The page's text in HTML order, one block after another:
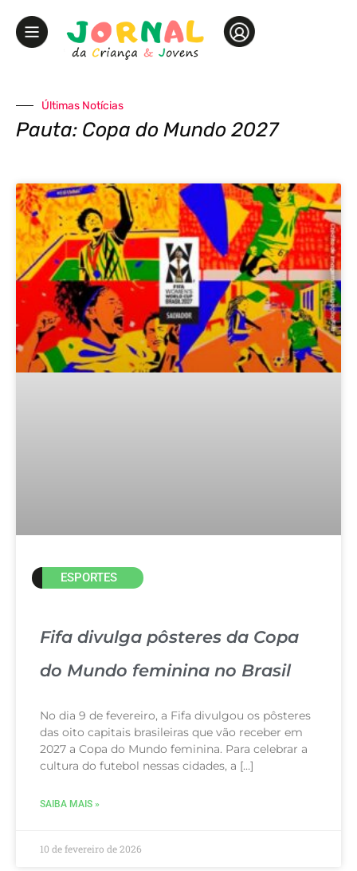
Últimas Notícias
Pauta: Copa do Mundo 2027
ESPORTES
Fifa divulga pôsteres da Copa
do Mundo feminina no Brasil
No dia 9 de fevereiro, a Fifa divulgou os pôsteres
das oito capitais brasileiras que vão receber em
2027 a Copa do Mundo feminina. Para celebrar a
cultura do futebol nessas cidades, a […]
SAIBA MAIS »
10 de fevereiro de 2026